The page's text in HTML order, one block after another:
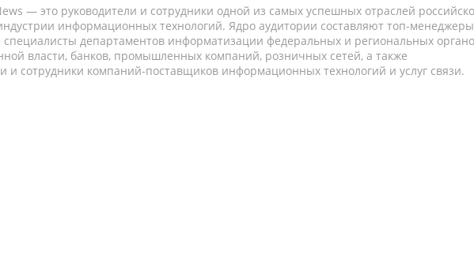
— это руководители и сотрудники одной из самых успешных отраслей
информационных технологий. Ядро аудитории составляют топ-
специалисты департаментов информатизации федеральных и региональных
власти, банков, промышленных компаний, розничных сетей, а также
и сотрудники компаний-поставщиков информационных технологий и услуг связи.